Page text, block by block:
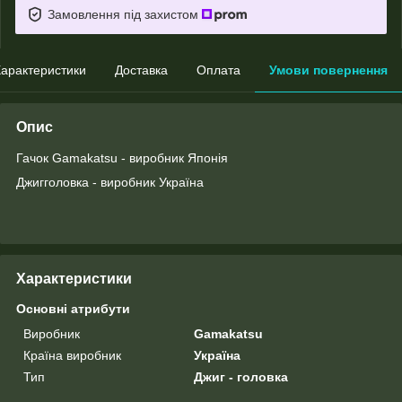
Замовлення під захистом
Доставка Оплата Умови повернення
Опис
Гачок Gamakatsu - виробник Японія
Джигголовка - виробник Україна
Характеристики
Основні атрибути
Виробник
Gamakatsu
Країна виробник
Україна
Тип
Джиг - головка